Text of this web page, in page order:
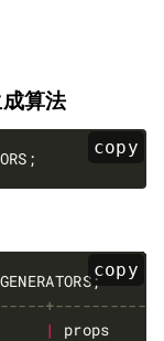
算法
copy
copy
GENERATORS;
|